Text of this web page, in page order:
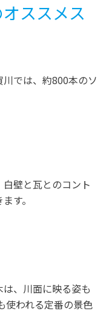
ススメス
では、約800本のソ
壁と瓦とのコント
す。
、川面に映る姿も
使われる定番の景色